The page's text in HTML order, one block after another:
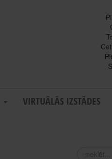
VIRTUĀLĀS IZSTĀDES
meklēt...